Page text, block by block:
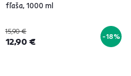
fľaša, 1000 ml
15,90 €
12,90 € -18%